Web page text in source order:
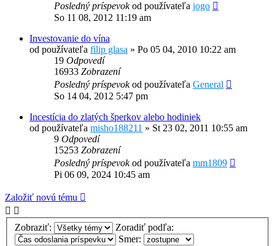
Posledný príspevokod používateľa jogo
So 11 08, 2012 11:19 am
Investovanie do vína
od používateľa filip glasa » Po 05 04, 2010 10:22 am
19 Odpovedí
16933 Zobrazení
Posledný príspevokod používateľa General
So 14 04, 2012 5:47 pm
Incestícia do zlatých šperkov alebo hodiniek
od používateľa misho188211 » St 23 02, 2011 10:55 am
9 Odpovedí
15253 Zobrazení
Posledný príspevokod používateľa mm1809
Pi 06 09, 2024 10:45 am
Založiť novú tému
Zobraziť:
Zoradiť podľa:
Smer: